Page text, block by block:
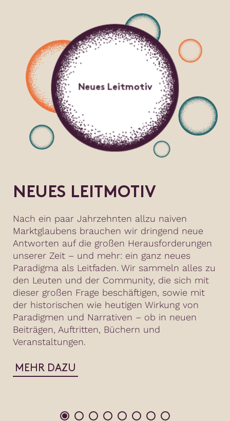
Neues Leitmotiv
NEUES LEITMOTIV
Nach ein paar Jahrzehnten allzu naiven
Marktglaubens brauchen wir dringend neue
Antworten auf die großen Herausforderungen
unserer Zeit – und mehr: ein ganz neues
Paradigma als Leitfaden. Wir sammeln alles zu
den Leuten und der Community, die sich mit
dieser großen Frage beschäftigen, sowie mit
der historischen wie heutigen Wirkung von
Paradigmen und Narrativen – ob in neuen
Beiträgen, Auftritten, Büchern und
Veranstaltungen.
MEHR DAZU